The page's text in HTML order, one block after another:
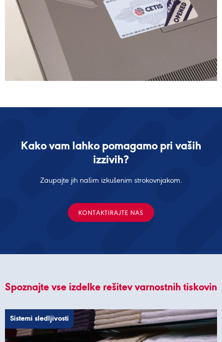
Kako vam lahko pomagamo pri vaših
izzivih?
Zaupajte jih našim izkušenim strokovnjakom.
KONTAKTIRAJTE NAS
Spoznajte vse izdelke rešitev varnostnih tiskovin
Sistemi sledljivosti